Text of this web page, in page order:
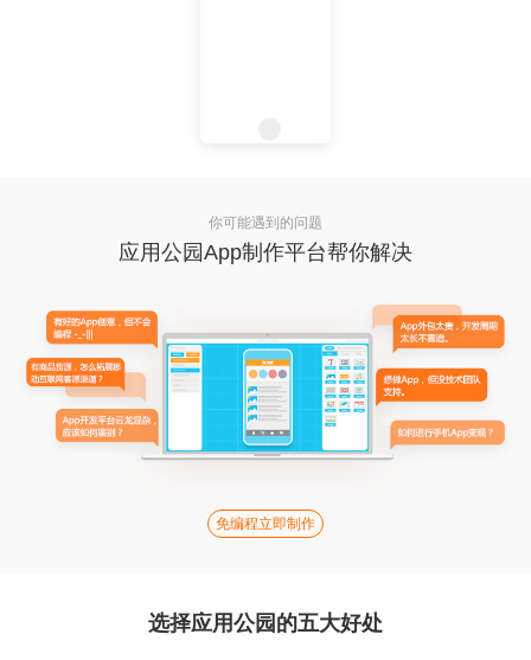
你可能遇到的问题
应用公园App制作平台帮你解决
免编程立即制作
选择应用公园的五大好处